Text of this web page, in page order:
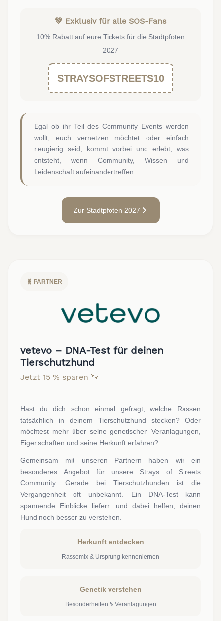
💚 Exklusiv für alle SOS-Fans
10% Rabatt auf eure Tickets für die Stadtpfoten
2027
STRAYSOFSTREETS10
Egal ob ihr Teil des Community Events werden
wollt, euch vernetzen möchtet oder einfach
neugierig seid, kommt vorbei und erlebt, was
entsteht, wenn Community, Wissen und
Leidenschaft aufeinandertreffen.
Zur Stadtpfoten 2027
🧬 PARTNER
vetevo – DNA-Test für deinen
Tierschutzhund
Jetzt 15 % sparen 🐾
Hast du dich schon einmal gefragt, welche Rassen
tatsächlich in deinem Tierschutzhund stecken? Oder
möchtest mehr über seine genetischen Veranlagungen,
Eigenschaften und seine Herkunft erfahren?
Gemeinsam mit unseren Partnern haben wir ein
besonderes Angebot für unsere Strays of Streets
Community. Gerade bei Tierschutzhunden ist die
Vergangenheit oft unbekannt. Ein DNA-Test kann
spannende Einblicke liefern und dabei helfen, deinen
Hund noch besser zu verstehen.
Herkunft entdecken
Rassemix & Ursprung kennenlernen
Genetik verstehen
Besonderheiten & Veranlagungen